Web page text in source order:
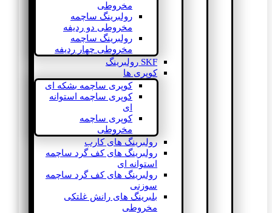
مخروطی
رولبرینگ ساچمه
مخروطی دو ردیفه
رولبرینگ ساچمه
مخروطی چهار ردیفه
SKF رولبرینگ
کوپری ها
کوپری ساچمه بشکه ای
کوپری ساچمه استوانه
ای
کوپری ساچمه
مخروطی
رولبرینگ های کارب
رولبرینگ های کف گرد ساچمه
استوانه ای
رولبرینگ های کف گرد ساچمه
سوزنی
بلبرینگ های رانش غلتکی
مخروطی